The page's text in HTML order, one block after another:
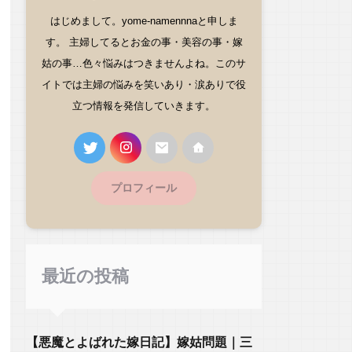
はじめまして。yome-namennnaと申しま
す。 主婦してるとお金の事・美容の事・嫁
姑の事…色々悩みはつきませんよね。このサ
イトでは主婦の悩みを笑いあり・涙ありで役
立つ情報を発信していきます。
プロフィール
最近の投稿
【悪魔とよばれた嫁日記】嫁姑問題｜三